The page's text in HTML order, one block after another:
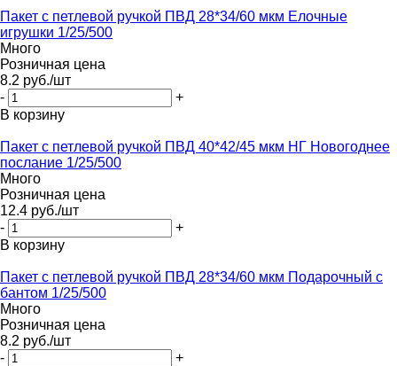
Пакет с петлевой ручкой ПВД 28*34/60 мкм Елочные
игрушки 1/25/500
Много
Розничная цена
8.2 руб./шт
-
+
В корзину
Пакет с петлевой ручкой ПВД 40*42/45 мкм НГ Новогоднее
послание 1/25/500
Много
Розничная цена
12.4 руб./шт
-
+
В корзину
Пакет с петлевой ручкой ПВД 28*34/60 мкм Подарочный с
бантом 1/25/500
Много
Розничная цена
8.2 руб./шт
-
+